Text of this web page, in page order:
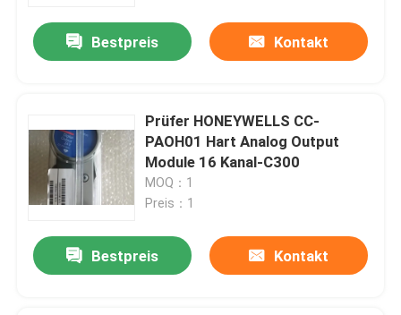
Bestpreis Kontakt
Prüfer HONEYWELLS CC-
PAOH01 Hart Analog Output
Module 16 Kanal-C300
MOQ：1
Preis：1
Bestpreis Kontakt